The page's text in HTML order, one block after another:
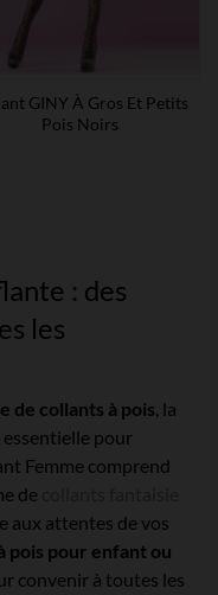
GINY À Gros Et Petits
Pois Noirs
: des
les
de collants à pois, la
pour
Femme comprend
de
aux attentes de vos
pois pour enfant ou
convenir à toutes les